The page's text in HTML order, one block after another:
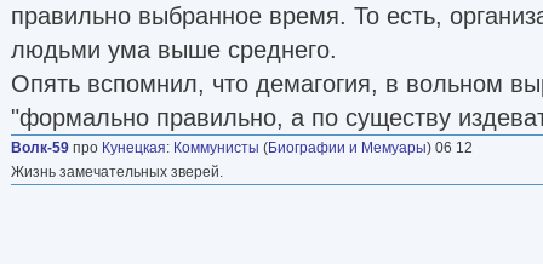
правильно выбранное время. То есть,
людьми ума выше среднего.
Опять вспомнил, что демагогия, в вольном
"формально правильно, а по существу
Волк-59 про Кунецкая: Коммунисты (Биографии и Мемуары) 06 12
Жизнь замечательных зверей.